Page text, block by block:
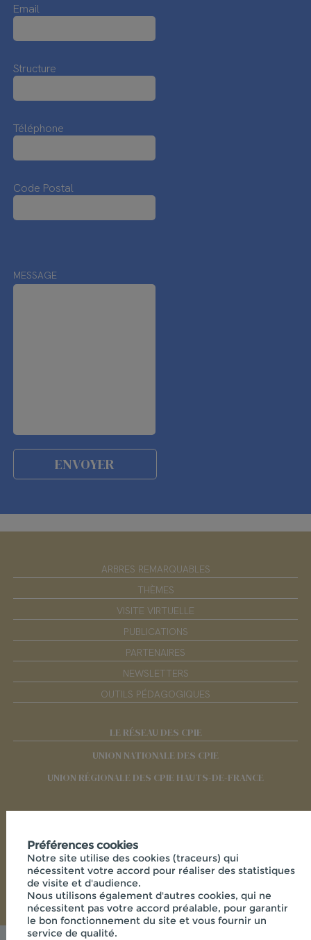
Email
Structure
Téléphone
Code Postal
MESSAGE
ARBRES REMARQUABLES
THÈMES
VISITE VIRTUELLE
PUBLICATIONS
PARTENAIRES
NEWSLETTERS
OUTILS PÉDAGOGIQUES
LE RÉSEAU DES CPIE
UNION NATIONALE DES CPIE
UNION RÉGIONALE DES CPIE HAUTS-DE-FRANCE
Préférences cookies
Notre site utilise des cookies (traceurs) qui
nécessitent votre accord pour réaliser des statistiques
de visite et d'audience.
Nous utilisons également d'autres cookies, qui ne
nécessitent pas votre accord préalable, pour garantir
le bon fonctionnement du site et vous fournir un
service de qualité.